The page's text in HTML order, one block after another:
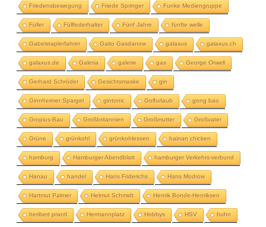
Friedensbewegung Friede Springer Funke Mediengruppe
Füller Füllfederhalter Fünf Jahre fünfte welle
Gabelstaplerfahrer Gaito Gasdanow galaxus galaxus.ch
galaxus.de Galeria galerie gas George Orwell
Gerhard Schröder Gesichtsmaske gin
Ginnheimer Spargel gintonic Golfurlaub gong bao
Gropius-Bau Großbritannien Großmutter Großvater
Grüne grünkohl grünkohlessen hainan chicken
hamburg Hamburger Abendblatt hamburger Verkehrs-verbund
Hanau handel Hans Friderichs Hans Modrow
Hartmut Palmer Helmut Schmidt Henrik Bonde-Henriksen
heribert prantl Hermannplatz Hobbys HSV huhn